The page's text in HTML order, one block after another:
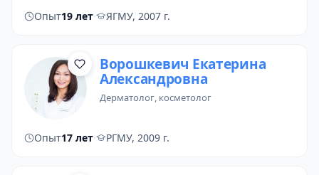
Опыт19 лет· ЯГМУ, 2007 г.
Ворошкевич Екатерина
Александровна
дерматолог, косметолог
Опыт17 лет· РГМУ, 2009 г.